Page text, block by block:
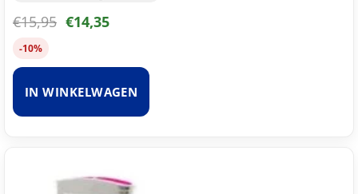
€15,95 €14,35
-10%
IN WINKELWAGEN